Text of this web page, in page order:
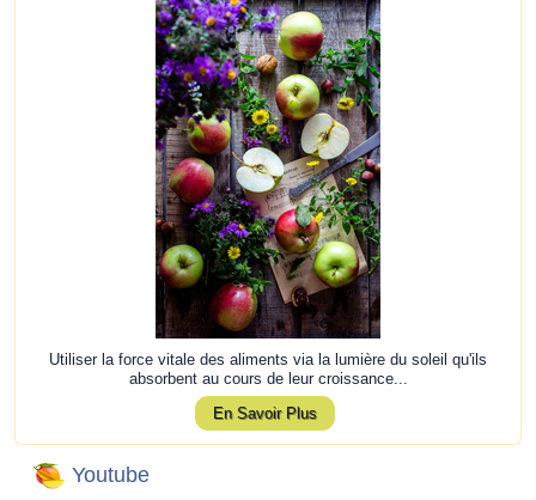
Utiliser la force vitale des aliments via la lumière du soleil qu'ils
absorbent au cours de leur croissance...
En Savoir Plus
Youtube